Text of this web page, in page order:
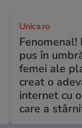
Unica.ro
pus în
femei ale
creat o
internet cu
care a